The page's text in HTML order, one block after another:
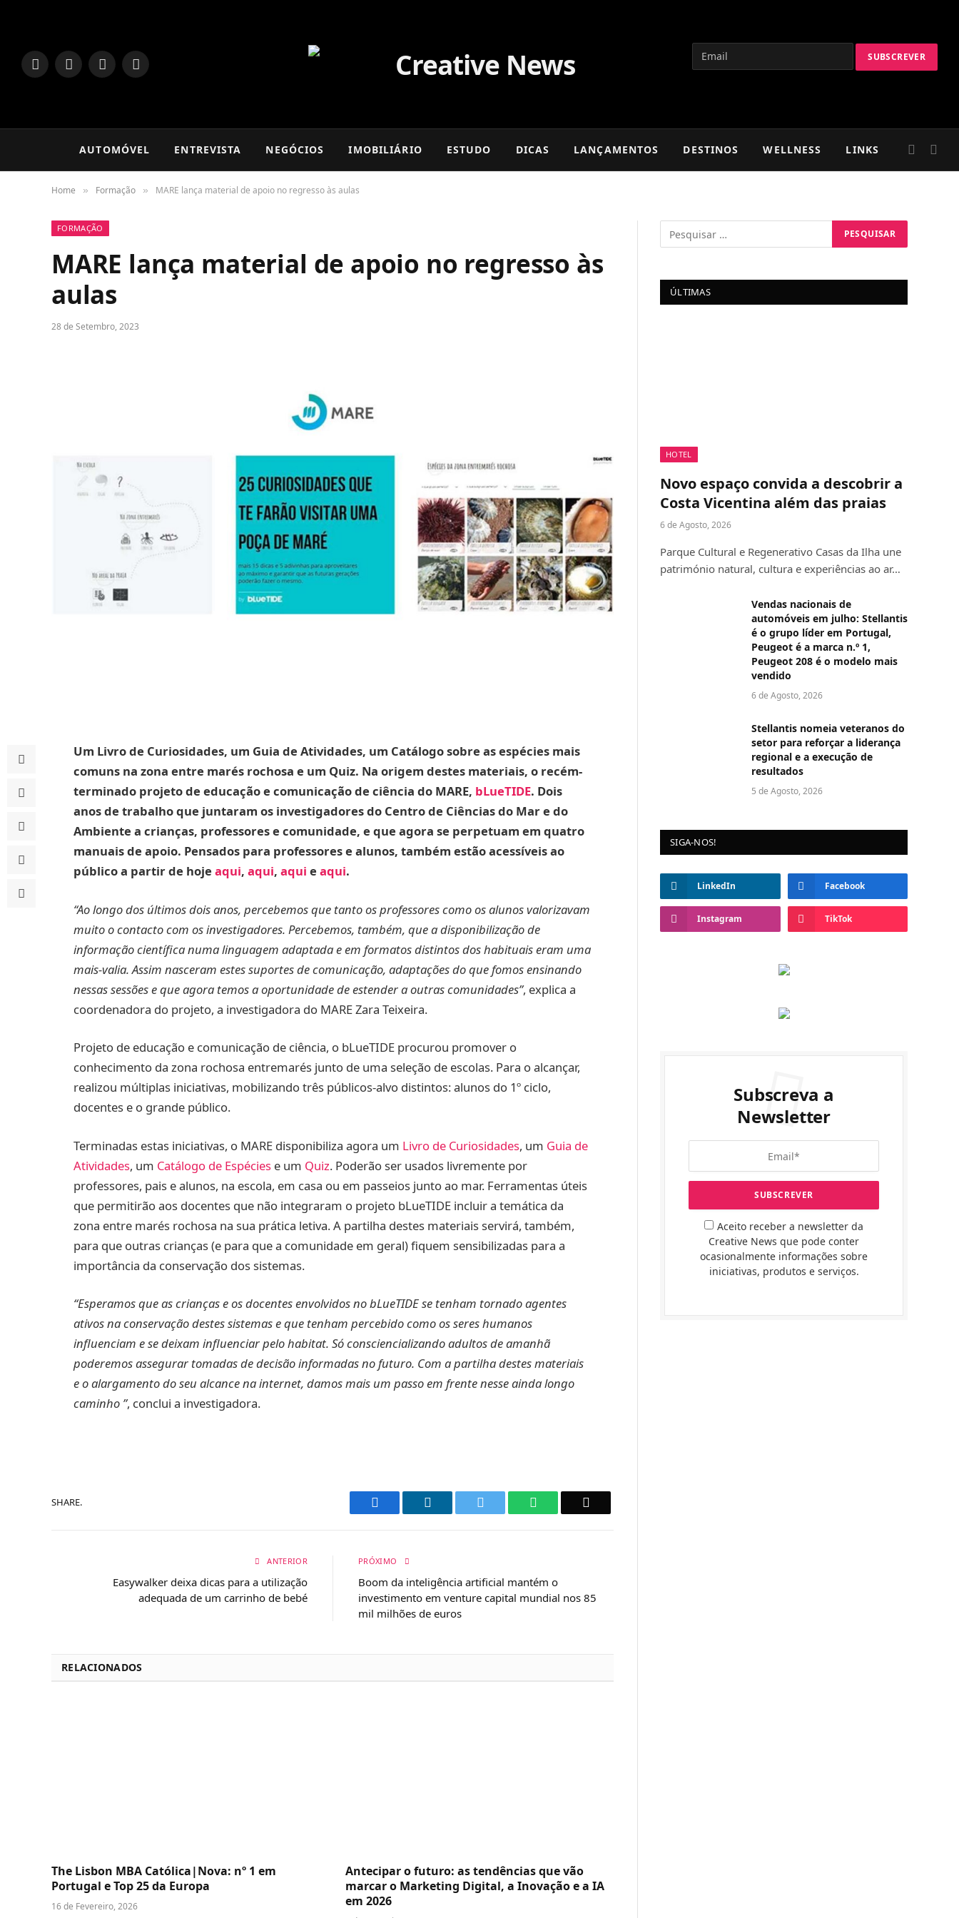
LinkedInFacebookInstagram
TikTok
AUTOMÓVEL ENTREVISTA NEGÓCIOS IMOBILIÁRIO ESTUDO DICAS LANÇAMENTOS DESTINOS WELLNESS LINKS
Home » Formação » MARE lança material de apoio no regresso às aulas
FORMAÇÃO
MARE lança material de apoio no regresso às
aulas
28 de Setembro, 2023
Um Livro de Curiosidades, um Guia de Atividades, um Catálogo sobre as espécies mais
comuns na zona entre marés rochosa e um Quiz. Na origem destes materiais, o recém-
terminado projeto de educação e comunicação de ciência do MARE, bLueTIDE. Dois
anos de trabalho que juntaram os investigadores do Centro de Ciências do Mar e do
Ambiente a crianças, professores e comunidade, e que agora se perpetuam em quatro
manuais de apoio. Pensados para professores e alunos, também estão acessíveis ao
público a partir de hoje aqui, aqui, aqui e aqui.
“Ao longo dos últimos dois anos, percebemos que tanto os professores como os alunos valorizavam
muito o contacto com os investigadores. Percebemos, também, que a disponibilização de
informação científica numa linguagem adaptada e em formatos distintos dos habituais eram uma
mais-valia. Assim nasceram estes suportes de comunicação, adaptações do que fomos ensinando
nessas sessões e que agora temos a oportunidade de estender a outras comunidades”, explica a
coordenadora do projeto, a investigadora do MARE Zara Teixeira.
Projeto de educação e comunicação de ciência, o bLueTIDE procurou promover o
conhecimento da zona rochosa entremarés junto de uma seleção de escolas. Para o alcançar,
realizou múltiplas iniciativas, mobilizando três públicos-alvo distintos: alunos do 1º ciclo,
docentes e o grande público.
Terminadas estas iniciativas, o MARE disponibiliza agora um Livro de Curiosidades, um Guia de
Atividades, um Catálogo de Espécies e um Quiz. Poderão ser usados livremente por
professores, pais e alunos, na escola, em casa ou em passeios junto ao mar. Ferramentas úteis
que permitirão aos docentes que não integraram o projeto bLueTIDE incluir a temática da
zona entre marés rochosa na sua prática letiva. A partilha destes materiais servirá, também,
para que outras crianças (e para que a comunidade em geral) fiquem sensibilizadas para a
importância da conservação dos sistemas.
“Esperamos que as crianças e os docentes envolvidos no bLueTIDE se tenham tornado agentes
ativos na conservação destes sistemas e que tenham percebido como os seres humanos
influenciam e se deixam influenciar pelo habitat. Só consciencializando adultos de amanhã
poderemos assegurar tomadas de decisão informadas no futuro. Com a partilha destes materiais
e o alargamento do seu alcance na internet, damos mais um passo em frente nesse ainda longo
caminho ”, conclui a investigadora.
SHARE. Facebook LinkedIn WhatsApp
ANTERIOR
Easywalker deixa dicas para a utilização
adequada de um carrinho de bebé
PRÓXIMO
Boom da inteligência artificial mantém o
investimento em venture capital mundial nos 85
mil milhões de euros
RELACIONADOS
The Lisbon MBA Católica|Nova: nº 1 em
Portugal e Top 25 da Europa
16 de Fevereiro, 2026
Antecipar o futuro: as tendências que vão
marcar o Marketing Digital, a Inovação e a IA
em 2026
ÚLTIMAS
HOTEL
Novo espaço convida a descobrir a
Costa Vicentina além das praias
6 de Agosto, 2026
Parque Cultural e Regenerativo Casas da Ilha une
património natural, cultura e experiências ao ar…
Vendas nacionais de
automóveis em julho: Stellantis
é o grupo líder em Portugal,
Peugeot é a marca n.º 1,
Peugeot 208 é o modelo mais
vendido
6 de Agosto, 2026
Stellantis nomeia veteranos do
setor para reforçar a liderança
regional e a execução de
resultados
5 de Agosto, 2026
SIGA-NOS!
LinkedIn Facebook
Instagram TikTok
Subscreva a
Newsletter
Aceito receber a newsletter da
Creative News que pode conter
ocasionalmente informações sobre
iniciativas, produtos e serviços.